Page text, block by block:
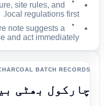
site rules, and
local regulations first.
note suggests a
and act immediately.
BATCH RECORDS
چارکول بھٹی